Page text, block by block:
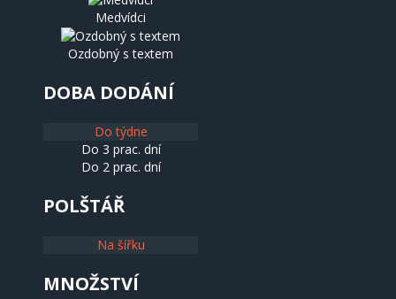
Medvídci
Ozdobný s textem
DOBA DODÁNÍ
Do týdne
Do 3 prac. dní
Do 2 prac. dní
POLŠTÁŘ
Na šířku
MNOŽSTVÍ